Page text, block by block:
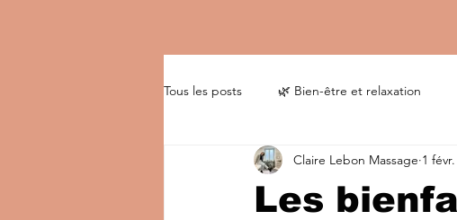
Tous les posts 🌿 Bien-être et relaxation
Les
Claire Lebon Massage 1